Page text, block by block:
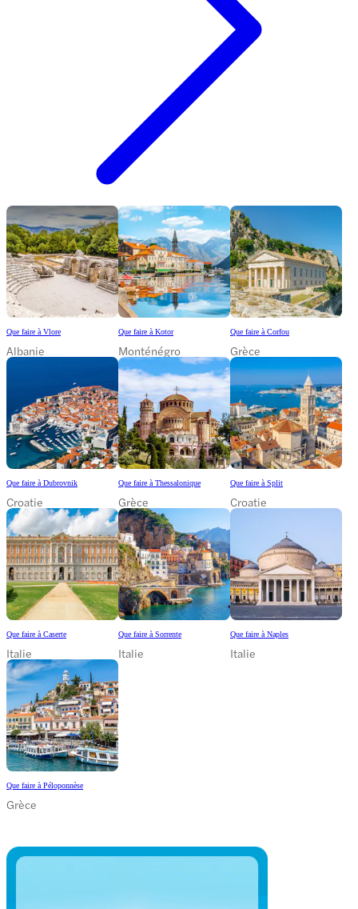
Que faire à Vlore
Albanie
Que faire à Kotor
Monténégro
Que faire à Corfou
Grèce
Que faire à Dubrovnik
Croatie
Que faire à Thessalonique
Grèce
Que faire à Split
Croatie
Que faire à Caserte
Italie
Que faire à Sorrente
Italie
Que faire à Naples
Italie
Que faire à Péloponnèse
Grèce